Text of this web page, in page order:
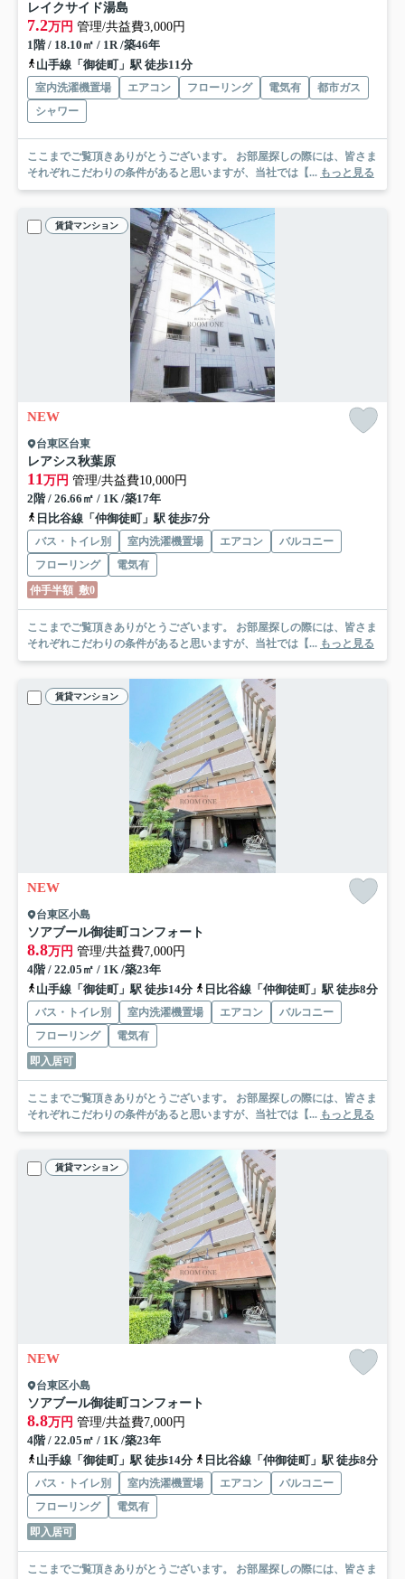
レイクサイド湯島
7.2万円 管理/共益費3,000円
1階 / 18.10㎡ / 1R /築46年
山手線「御徒町」駅 徒歩11分
室内洗濯機置場 エアコン フローリング 電気有
都市ガス
シャワー
ここまでご覧頂きありがとうございます。 お部屋探しの際には、皆さま
それぞれこだわりの条件があると思いますが、当社では【... もっと見る
賃貸マンション
NEW
台東区台東
レアシス秋葉原
11万円 管理/共益費10,000円
2階 / 26.66㎡ / 1K /築17年
日比谷線「仲御徒町」駅 徒歩7分
バス・トイレ別 室内洗濯機置場 エアコン
バルコニー
フローリング
電気有
仲手半額 敷0
ここまでご覧頂きありがとうございます。 お部屋探しの際には、皆さま
それぞれこだわりの条件があると思いますが、当社では【... もっと見る
賃貸マンション
NEW
台東区小島
ソアブール御徒町コンフォート
8.8万円 管理/共益費7,000円
4階 / 22.05㎡ / 1K /築23年
山手線「御徒町」駅 徒歩14分
日比谷線「仲御徒町」駅 徒歩8分
バス・トイレ別 室内洗濯機置場 エアコン
バルコニー
フローリング
電気有
即入居可
ここまでご覧頂きありがとうございます。 お部屋探しの際には、皆さま
それぞれこだわりの条件があると思いますが、当社では【... もっと見る
賃貸マンション
NEW
台東区小島
ソアブール御徒町コンフォート
8.8万円 管理/共益費7,000円
4階 / 22.05㎡ / 1K /築23年
山手線「御徒町」駅 徒歩14分
日比谷線「仲御徒町」駅 徒歩8分
バス・トイレ別 室内洗濯機置場 エアコン
バルコニー
フローリング
電気有
即入居可
ここまでご覧頂きありがとうございます。 お部屋探しの際には、皆さま